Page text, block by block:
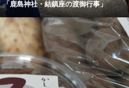
鹿島神社・結鎮座の渡御行事」